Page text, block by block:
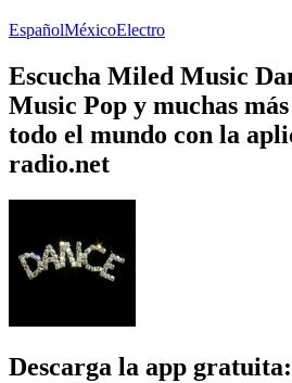
EspañolMéxicoElectro
Escucha Miled Music
Music Pop y muchas
todo el mundo con la
radio.net
Descarga la app